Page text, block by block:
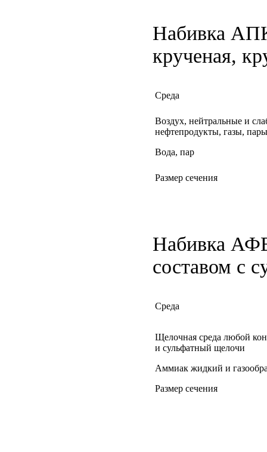
Набивка
крученая,
Среда
Воздух, нейтральные и
нефтепродукты, газы, пары
Вода, пар
Размер сечения
Набивка
составом с
Среда
Щелочная среда любой
и сульфатный щелочи
Аммиак жидкий и
Размер сечения